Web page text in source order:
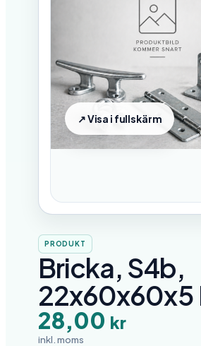
PRODUKT
Bricka, S4b,
22x60x60x5
28,00 kr
inkl. moms